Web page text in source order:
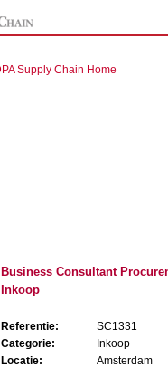
Business Consultant
Inkoop
Referentie:
SC1331
Categorie:
Inkoop
Locatie:
Amsterdam